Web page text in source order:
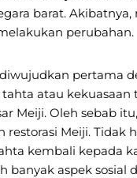
barat.
perubahan.
pertama
atau kekuasaan
Meiji. Oleh sebab
restorasi Meiji. Tidak
kembali kepada
banyak aspek sosial